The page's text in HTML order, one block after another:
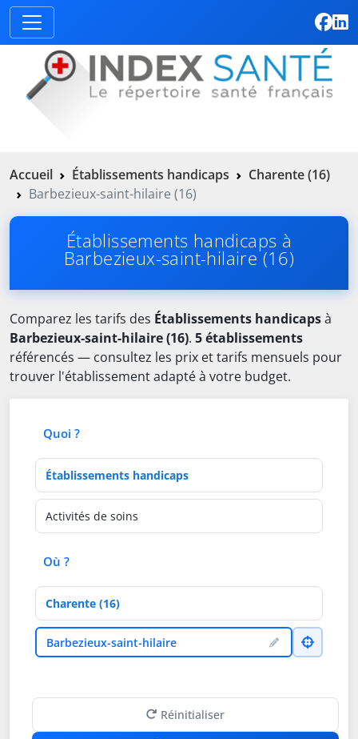
Accueil Établissements handicaps
Charente (16)
Barbezieux-saint-hilaire (16)
Établissements handicaps à
Barbezieux-saint-hilaire (16)
Comparez les tarifs des Établissements handicapsà
Barbezieux-saint-hilaire (16). 5 établissements
référencés — consultez les prix et tarifs mensuels pour
trouver l'établissement adapté à votre budget.
Quoi ?
Type d'établissement
Activités de soins
Où ?
Département
VilleBarbezieux-saint-hilaire
Réinitialiser